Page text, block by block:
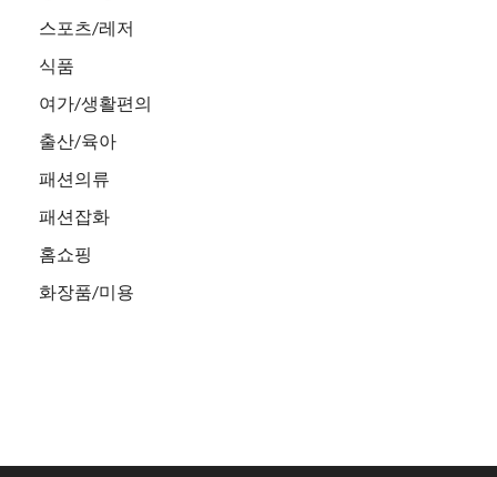
스포츠/레저
식품
여가/생활편의
출산/육아
패션의류
패션잡화
홈쇼핑
화장품/미용